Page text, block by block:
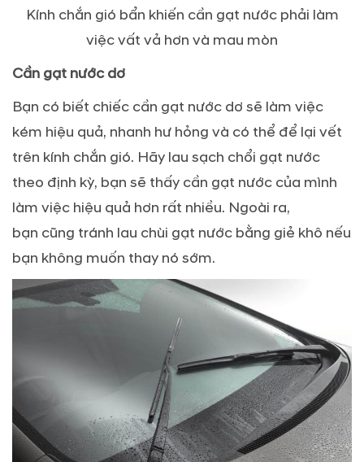
Kính chắn gió bẩn khiến cần gạt nước phải làm
việc vất vả hơn và mau mòn
Cần gạt nước dơ
Bạn có biết chiếc cần gạt nước dơ sẽ làm việc
kém hiệu quả, nhanh hư hỏng và có thể để lại vết
trên kính chắn gió. Hãy lau sạch chổi gạt nước
theo định kỳ, bạn sẽ thấy cần gạt nước của mình
làm việc hiệu quả hơn rất nhiều. Ngoài ra,
bạn cũng tránh lau chùi gạt nước bằng giẻ khô nếu
bạn không muốn thay nó sớm.